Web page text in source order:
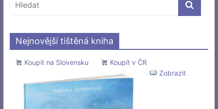
Nejnovější tištěná kniha
Koupit na Slovensku
Koupit v ČR
Zobrazit